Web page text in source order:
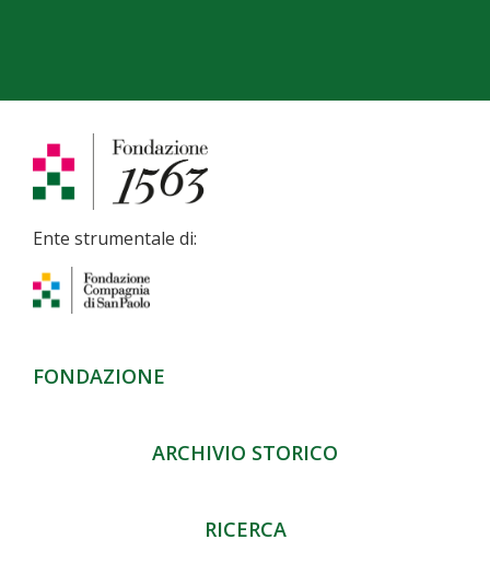
Ente strumentale di:
FONDAZIONE
ARCHIVIO STORICO
RICERCA